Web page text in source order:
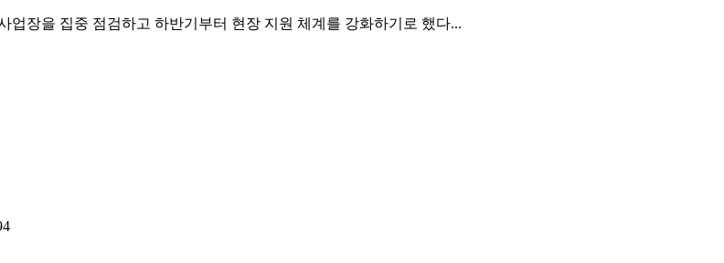
장을 집중 점검하고 하반기부터 현장 지원 체계를 강화하기로 했다...